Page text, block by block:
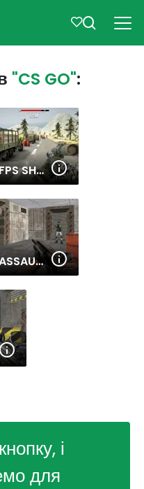
"CS GO":
FPS SHOOTING STRIKE: MODERN COMBAT WAR 2K20
ASSAULT ZONE
і
для